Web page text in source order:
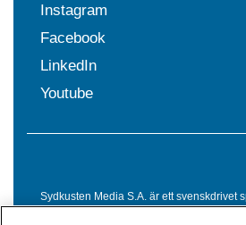
Instagram
Facebook
LinkedIn
Youtube
Sydkusten Media S.A. är ett svenskdrivet